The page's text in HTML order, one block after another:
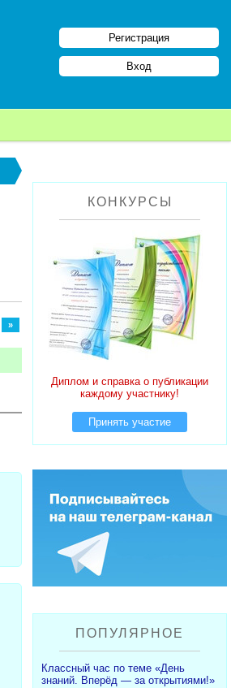
Регистрация
Вход
»
КОНКУРСЫ
Диплом и справка о публикации
каждому участнику!
Принять участие
ПОПУЛЯРНОЕ
Классный час по теме «День
знаний. Вперёд — за открытиями!»